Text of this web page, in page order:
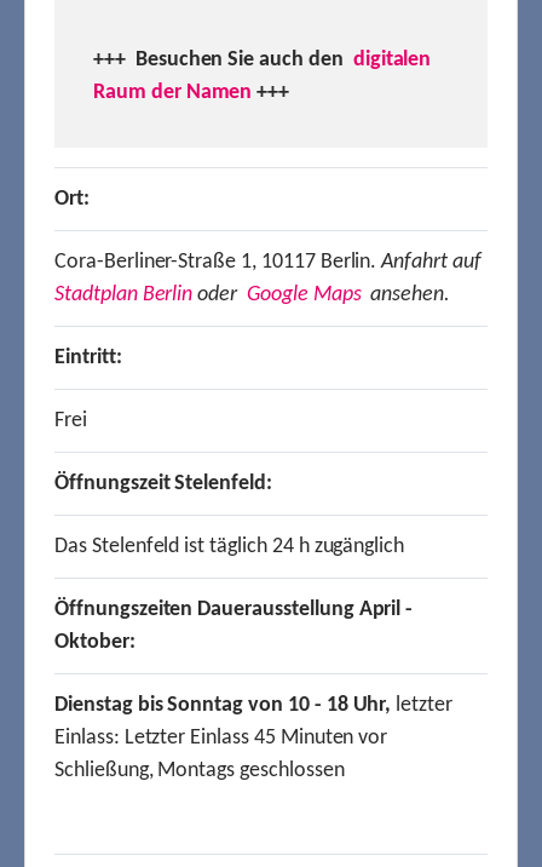
+++ Besuchen Sie auch den digitalen
Raum der Namen +++
Ort:
Cora-Berliner-Straße 1, 10117 Berlin.Anfahrt auf
Stadtplan Berlin oder Google Mapsansehen.
Eintritt:
Frei
Öffnungszeit Stelenfeld:
Das Stelenfeld ist täglich 24 h zugänglich
Öffnungszeiten Dauerausstellung April -
Oktober:
Dienstag bis Sonntag von 10 - 18 Uhr, letzter
Einlass: Letzter Einlass 45 Minuten vor
Schließung, Montags geschlossen